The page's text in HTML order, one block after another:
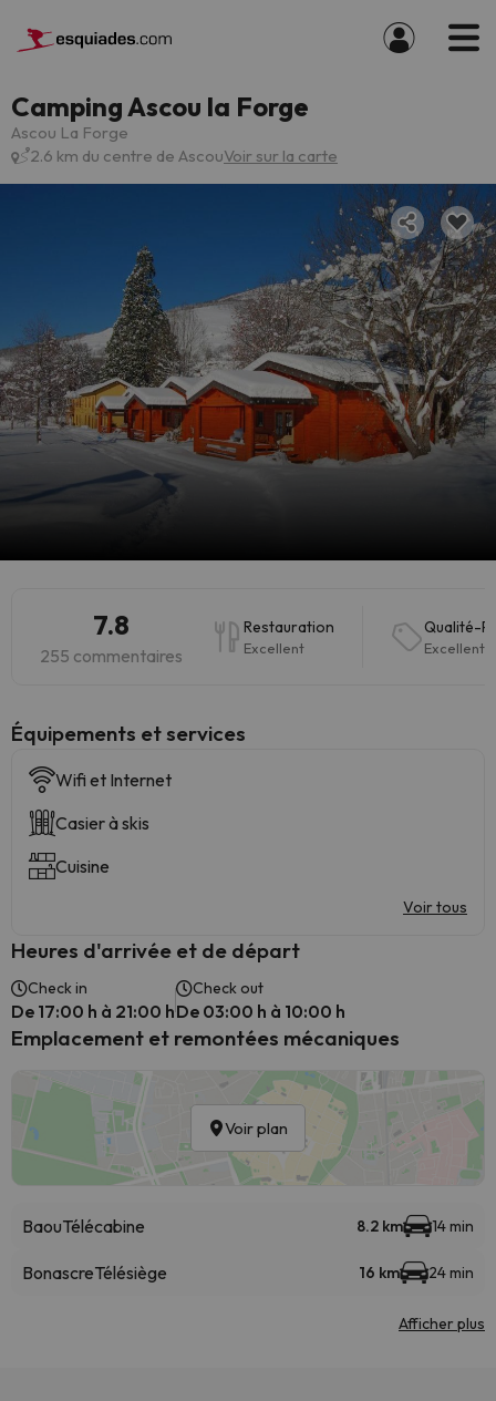
Camping Ascou la Forge
Ascou La Forge
2.6 km du centre de AscouVoir sur la carte
7.8
255 commentaires
Restauration
Excellent
Qualité-
Excellent
​Équipements et services
Wifi et Internet
Casier à skis
Cuisine
Voir tous
Heures d'arrivée et de départ
Check in
De 17:00 h à 21:00 h
Check out
De 03:00 h à 10:00 h
Emplacement et remontées mécaniques
Voir plan
BaouTélécabine 8.2 km 14 min
BonascreTélésiège 16 km 24 min
Afficher plus